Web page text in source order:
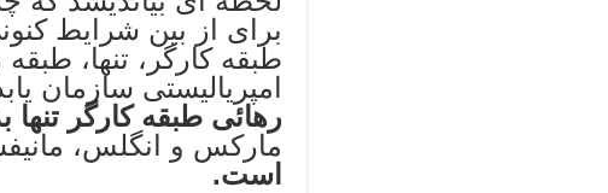
برای از بین شرایط
طبقه کارگر، تنها،
امپریالیستی سازمان
رهائی طبقه کارگر
مارکس و انگلس،
است.